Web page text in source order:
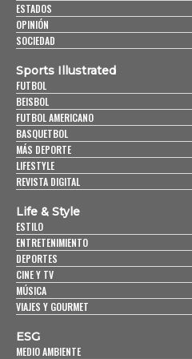
ESTADOS
OPINIÓN
SOCIEDAD
Sports Illustrated
FUTBOL
BEISBOL
FUTBOL AMERICANO
BASQUETBOL
MÁS DEPORTE
LIFESTYLE
REVISTA DIGITAL
Life & Style
ESTILO
ENTRETENIMIENTO
DEPORTES
CINE Y TV
MÚSICA
VIAJES Y GOURMET
ESG
MEDIO AMBIENTE